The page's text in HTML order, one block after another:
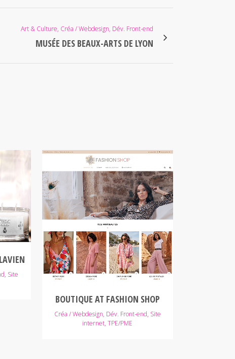
Art & Culture, Créa / Webdesign, Dév. Front-end
MUSÉE DES BEAUX-ARTS DE LYON
Site
VOIR
BOUTIQUE AT FASHION SHOP
Créa / Webdesign, Dév. Front-end, Site
internet, TPE/PME